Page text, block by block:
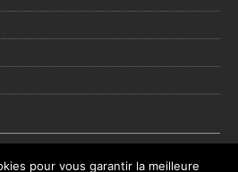
pour vous garantir la meilleure